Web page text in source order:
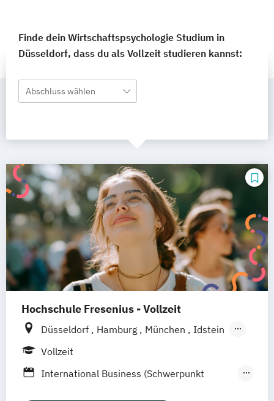
Finde dein Wirtschaftspsychologie Studium in
Düsseldorf, dass du als Vollzeit studieren kannst:
Abschluss wählen
Hochschule Fresenius - Vollzeit
Düsseldorf Hamburg München
Idstein
Berlin
Braunschweig Erfurt
Vollzeit
International Business (Schwerpunkt